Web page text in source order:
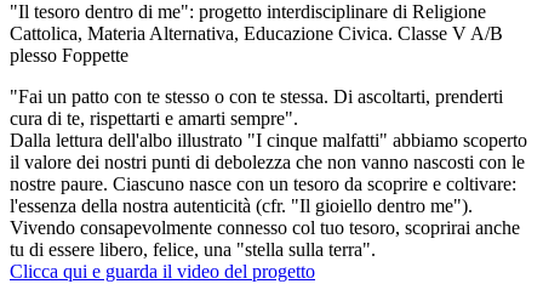
"Il tesoro dentro di me": progetto interdisciplinare di Religione
Cattolica, Materia Alternativa, Educazione Civica. Classe V A/B
plesso Foppette
"Fai un patto con te stesso o con te stessa. Di ascoltarti, prenderti
cura di te, rispettarti e amarti sempre".
Dalla lettura dell'albo illustrato "I cinque malfatti" abbiamo scoperto
il valore dei nostri punti di debolezza che non vanno nascosti con le
nostre paure. Ciascuno nasce con un tesoro da scoprire e coltivare:
l'essenza della nostra autenticità (cfr. "Il gioiello dentro me").
Vivendo consapevolmente connesso col tuo tesoro, scoprirai anche
tu di essere libero, felice, una "stella sulla terra".
Clicca qui e guarda il video del progetto